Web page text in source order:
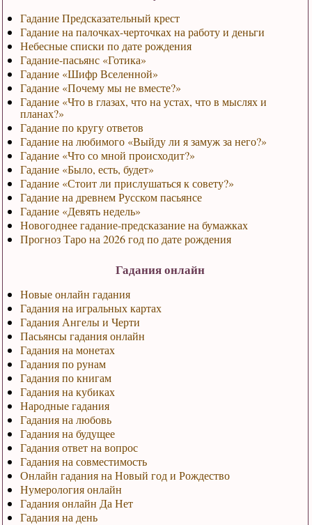
Гадание Предсказательный крест
Гадание на палочках-черточках на работу и деньги
Небесные списки по дате рождения
Гадание-пасьянс «Готика»
Гадание «Шифр Вселенной»
Гадание «Почему мы не вместе?»
Гадание «Что в глазах, что на устах, что в мыслях и
планах?»
Гадание по кругу ответов
Гадание на любимого «Выйду ли я замуж за него?»
Гадание «Что со мной происходит?»
Гадание «Было, есть, будет»
Гадание «Стоит ли прислушаться к совету?»
Гадание на древнем Русском пасьянсе
Гадание «Девять недель»
Новогоднее гадание-предсказание на бумажках
Прогноз Таро на 2026 год по дате рождения
Гадания онлайн
Новые онлайн гадания
Гадания на игральных картах
Гадания Ангелы и Черти
Пасьянсы гадания онлайн
Гадания на монетах
Гадания по рунам
Гадания по книгам
Гадания на кубиках
Народные гадания
Гадания на любовь
Гадания на будущее
Гадания ответ на вопрос
Гадания на совместимость
Онлайн гадания на Новый год и Рождество
Нумерология онлайн
Гадания онлайн Да Нет
Гадания на день